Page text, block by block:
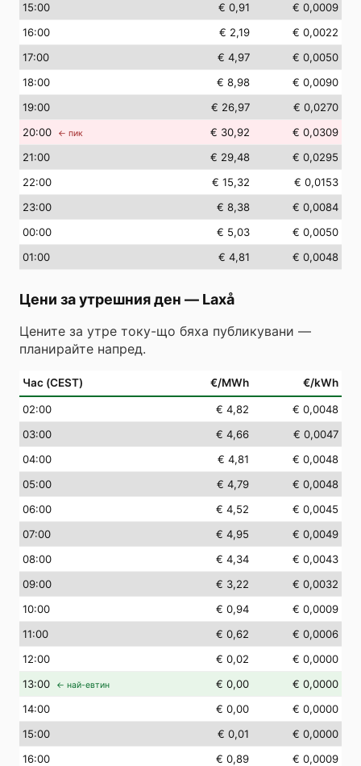
15:00 € 0,91
€ 0,0009
16:00 € 2,19
€ 0,0022
17:00 € 4,97
€ 0,0050
18:00 € 8,98
€ 0,0090
19:00 € 26,97
€ 0,0270
20:00 ← пик € 30,92
€ 0,0309
21:00 € 29,48
€ 0,0295
22:00 € 15,32
€ 0,0153
23:00 € 8,38
€ 0,0084
00:00 € 5,03
€ 0,0050
01:00 € 4,81 € 0,0048
Цени за утрешния ден — Laxå
Цените за утре току-що бяха публикувани —
планирайте напред.
Час (CEST) €/MWh €/kWh
02:00 € 4,82
€ 0,0048
03:00 € 4,66
€ 0,0047
04:00 € 4,81
€ 0,0048
05:00 € 4,79
€ 0,0048
06:00 € 4,52
€ 0,0045
07:00 € 4,95
€ 0,0049
08:00 € 4,34
€ 0,0043
09:00 € 3,22
€ 0,0032
10:00 € 0,94
€ 0,0009
11:00 € 0,62
€ 0,0006
12:00 € 0,02
€ 0,0000
13:00 ← най-евтин € 0,00
€ 0,0000
14:00 € 0,00
€ 0,0000
15:00 € 0,01
€ 0,0000
16:00 € 0,89
€ 0,0009